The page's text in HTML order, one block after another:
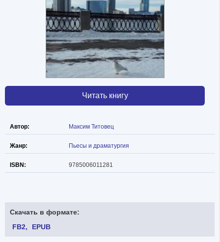
Читать книгу
Автор: Максим Титовец
Жанр: Пьесы и драматургия
ISBN: 9785006011281
Скачать в формате:
FB2
EPUB